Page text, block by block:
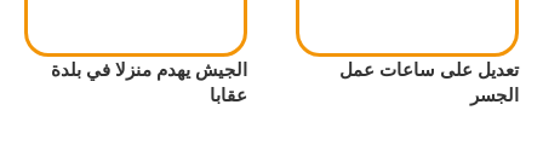
تعديل على ساعات عمل
الجسر
الجيش يهدم منزلا في بلدة
عقابا